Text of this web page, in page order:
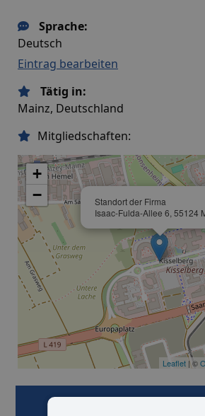
Sprache:
Deutsch
Eintrag bearbeiten
Tätig in:
Mainz, Deutschland
Mitgliedschaften:
Standort der Firma
Isaac-Fulda-Allee 6, 55124
+
−
Leaflet | ©